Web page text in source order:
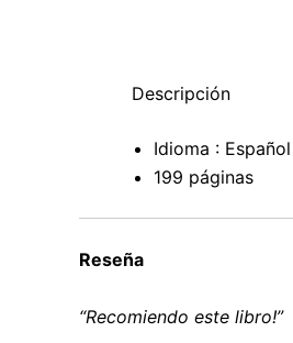
Descripción
Idioma : Español
199 páginas
Reseña
“Recomiendo este libro!”